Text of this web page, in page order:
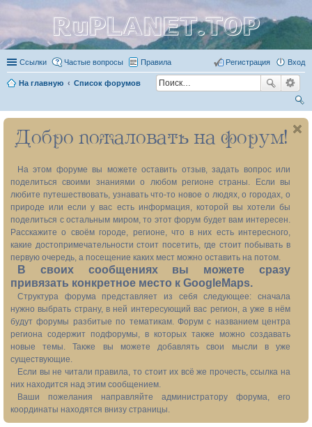
RuPLANET.TOP
Ссылки Частые вопросы Правила Вход
Регистрация
На главную Список форумов
ои
ск
Добро пожаловать на форум!
На этом форуме вы можете оставить отзыв, задать вопрос или
поделиться своими знаниями о любом регионе страны. Если вы
любите путешествовать, узнавать что-то новое о людях, о городах, о
природе или если у вас есть информация, которой вы хотели бы
поделиться с остальным миром, то этот форум будет вам интересен.
Расскажите о своём городе, регионе, что в них есть интересного,
какие достопримечательности стоит посетить, где стоит побывать в
первую очередь, а посещение каких мест можно оставить на потом.
В своих сообщениях вы можете сразу
привязать конкретное место к GoogleMaps.
Структура форума представляет из себя следующее: сначала
нужно выбрать страну, в ней интересующий вас регион, а уже в нём
будут форумы разбитые по тематикам. Форум с названием центра
региона содержит подфорумы, в которых также можно создавать
новые темы. Также вы можете добавлять свои мысли в уже
существующие.
Если вы не читали правила, то стоит их всё же прочесть, ссылка на
них находится над этим сообщением.
Ваши пожелания направляйте администратору форума, его
координаты находятся внизу страницы.